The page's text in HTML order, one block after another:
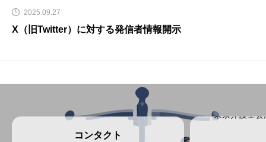
2025.09.27
X（旧Twitter）に対する発信者情報開示
コンタクト
東京弁護士